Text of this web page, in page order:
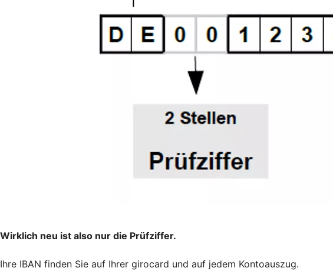
Wirklich neu ist also nur die Prüfziffer.
Ihre IBAN finden Sie auf Ihrer girocard und auf jedem Kontoauszug.